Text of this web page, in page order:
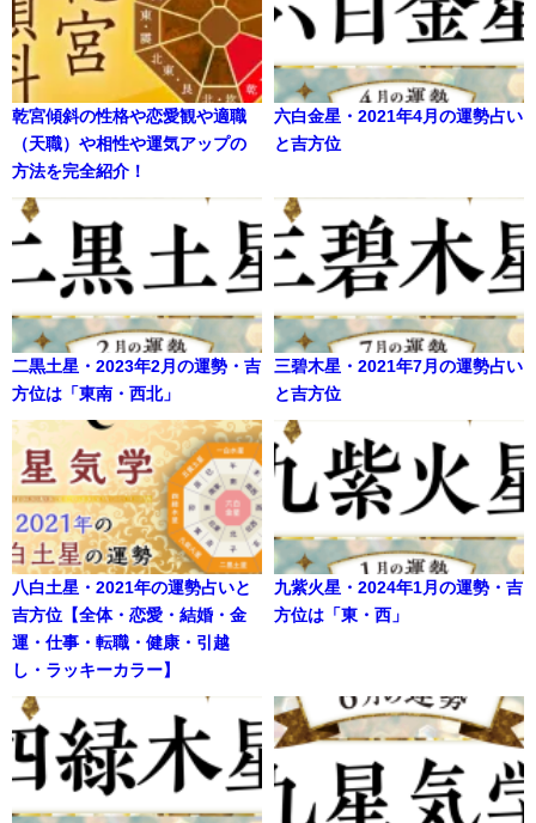
乾宮傾斜の性格や恋愛観や適職
（天職）や相性や運気アップの
方法を完全紹介！
六白金星・2021年4月の運勢占い
と吉方位
二黒土星・2023年2月の運勢・吉
方位は「東南・西北」
三碧木星・2021年7月の運勢占い
と吉方位
八白土星・2021年の運勢占いと
吉方位【全体・恋愛・結婚・金
運・仕事・転職・健康・引越
し・ラッキーカラー】
九紫火星・2024年1月の運勢・吉
方位は「東・西」